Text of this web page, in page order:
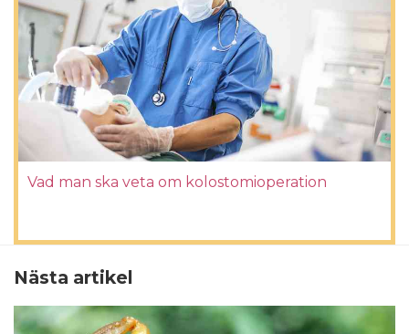
Vad man ska veta om kolostomioperation
Nästa artikel